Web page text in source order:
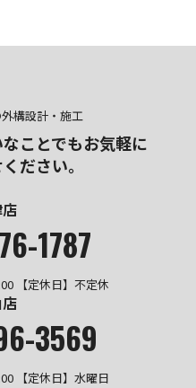
構設計・施工
ことでもお気軽に
ださい。
1787
【定休日】不定休
3569
【定休日】水曜日